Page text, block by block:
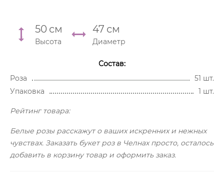
50 см
Высота
47 см
Диаметр
Состав:
Роза
51 шт.
Упаковка
1 шт.
Рейтинг товара:
Белые розы расскажут о ваших искренних и нежных
чувствах. Заказать букет роз в Челнах просто, осталось
добавить в корзину товар и оформить заказ.